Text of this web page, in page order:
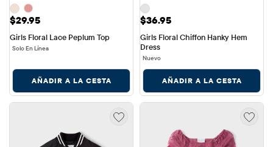
Precio: $29.95
$29.95
Girls Floral Lace Peplum Top
Solo En Línea
AÑADIR A LA CESTA
Precio: $36.95
$36.95
Girls Floral Chiffon Hanky Hem
Dress
Nuevo
AÑADIR A LA CESTA